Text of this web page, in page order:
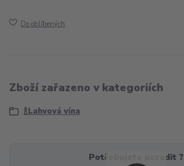
Do oblíbených
Zboží zařazeno v kategoriích
🍾Lahvová vína
Potřebujete poradit ?